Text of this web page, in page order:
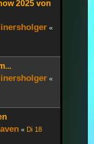
2025 von
«
«
« Di 18